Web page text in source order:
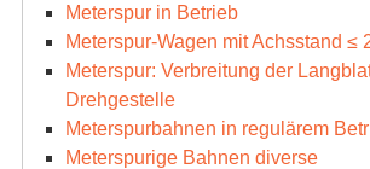
Meterspur in Betrieb
Meterspur-Wagen mit Achsstand ≤
Meterspur: Verbreitung der
Drehgestelle
Meterspurbahnen in regulärem
Meterspurige Bahnen diverse